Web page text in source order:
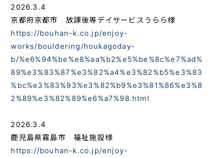
2026.3.4
京都府京都市 放課後等デイサービスうらら様
https://bouhan-k.co.jp/enjoy-
works/bouldering/houkagoday-
b/%e6%94%be%e8%aa%b2%e5%be%8c%e7%ad%
89%e3%83%87%e3%82%a4%e3%82%b5%e3%83
%bc%e3%83%93%e3%82%b9%e3%81%86%e3%8
2%89%e3%82%89%e6%a7%98.html
2026.3.4
鹿児島県霧島市 福祉施設様
https://bouhan-k.co.jp/enjoy-